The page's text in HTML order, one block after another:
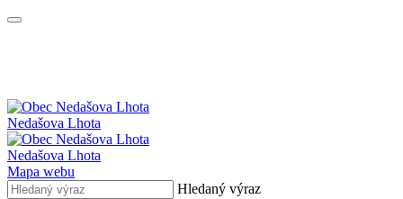
Nedašova Lhota
Nedašova Lhota
Mapa webu
Hledaný výraz